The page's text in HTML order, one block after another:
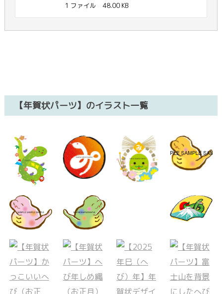
1 ファイル 48.00 KB
【年賀状パーツ】のイラスト一覧